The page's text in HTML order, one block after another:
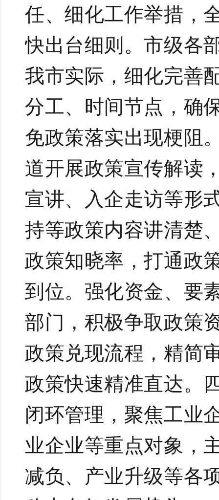
任、细化工作举措，
快出台细则。市级各
我市实际，细化完善
分工、时间节点，确
免政策落实出现梗阻
道开展政策宣传解读
宣讲、入企走访等形
持等政策内容讲清楚
政策知晓率，打通政
到位。强化资金、要
部门，积极争取政策
政策兑现流程，精简
政策快速精准直达。
闭环管理，聚焦工业
业企业等重点对象，
减负、产业升级等各